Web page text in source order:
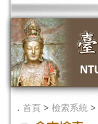
． 首頁 > 檢索系統 >